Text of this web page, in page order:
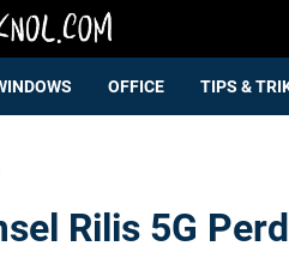
OFFICE TIPS &
Rilis 5G